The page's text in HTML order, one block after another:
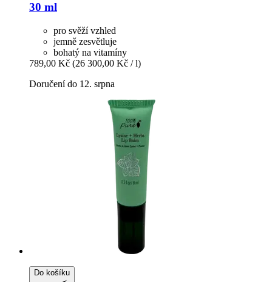
30 ml
pro svěží vzhled
jemně zesvětluje
bohatý na vitamíny
789,00 Kč (26 300,00 Kč / l)
Doručení do 12. srpna
Do košíku